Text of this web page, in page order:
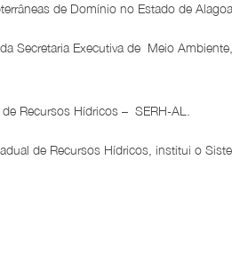
de Domínio no Estado de
Secretaria Executiva de Meio
Recursos Hídricos – SERH-AL.
de Recursos Hídricos, institui o